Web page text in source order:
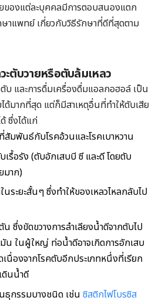
ของแต่ละบุคคลมีการตอบสนองแตก
าแพทย์ เกี่ยวกับวิธีรักษาที่ดีที่สุดตาม
ะตับวายหรือตับล้มเหลว
บ และการดื่มเครื่องดื่มแอลกอฮอล์ เป็น
ด้มากที่สุด แต่ก็มีสาเหตุอื่นที่ทำให้ตับเสีย
ซึ่งได้แก่
ที่สัมพันธ์กับโรคอ้วนและโรคเบาหวาน
เรื้อรัง (ตับอักเสบบี ซี และดี โดยตับ
มาก)
ในระยะสั้นๆ ซึ่งทำให้ของเหลวไหลกลับไป
ซึ่งขัดขวางการลำเลียงน้ำดีจากตับไป
น ในผู้ใหญ่ ท่อน้ำดีอาจเกิดการอักเสบ
องจากโรคตับอีกประเภทหนึ่งที่เรียก
ดินน้ำดี
ธุกรรมบางชนิด เช่น ซิสติกไฟโบรซิส